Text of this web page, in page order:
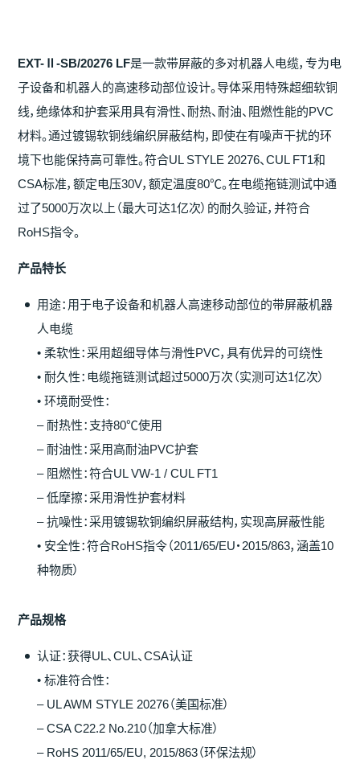
EXT-Ⅱ-SB/20276 LF是一款带屏蔽的多对机器人电缆，专为电
子设备和机器人的高速移动部位设计。导体采用特殊超细软铜
线，绝缘体和护套采用具有滑性、耐热、耐油、阻燃性能的PVC
材料。通过镀锡软铜线编织屏蔽结构，即使在有噪声干扰的环
境下也能保持高可靠性。符合UL STYLE 20276、CUL FT1和
CSA标准，额定电压30V，额定温度80℃。在电缆拖链测试中通
过了5000万次以上（最大可达1亿次）的耐久验证，并符合
RoHS指令。
产品特长
用途：用于电子设备和机器人高速移动部位的带屏蔽机器
人电缆
• 柔软性：采用超细导体与滑性PVC，具有优异的可绕性
• 耐久性：电缆拖链测试超过5000万次（实测可达1亿次）
• 环境耐受性：
– 耐热性：支持80℃使用
– 耐油性：采用高耐油PVC护套
– 阻燃性：符合UL VW-1 / CUL FT1
– 低摩擦：采用滑性护套材料
– 抗噪性：采用镀锡软铜编织屏蔽结构，实现高屏蔽性能
• 安全性：符合RoHS指令（2011/65/EU・2015/863，涵盖10
种物质）
产品规格
认证：获得UL、CUL、CSA认证
• 标准符合性：
– UL AWM STYLE 20276（美国标准）
– CSA C22.2 No.210（加拿大标准）
– RoHS 2011/65/EU, 2015/863（环保法规）